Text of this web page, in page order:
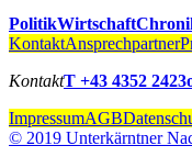
PolitikWirtschaft
KontaktAnsprechpartner
KontaktT +43 4352 2423
ImpressumAGB
© 2019 Unterkärntner